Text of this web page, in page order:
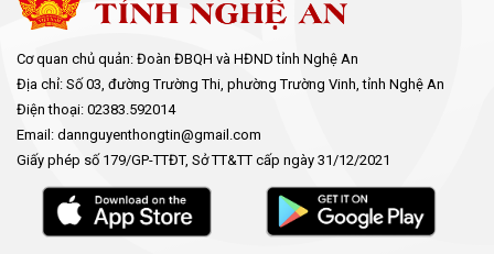
Cơ quan chủ quản: Đoàn ĐBQH và HĐND tỉnh Nghệ An
Địa chỉ: Số 03, đường Trường Thi, phường Trường Vinh, tỉnh Nghệ An
Điện thoại: 02383.592014
Email: dannguyenthongtin@gmail.com
Giấy phép số 179/GP-TTĐT, Sở TT&TT cấp ngày 31/12/2021